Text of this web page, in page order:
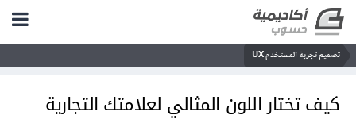
تصميم تجربة المستخدم UX
كيف تختار اللون المثالي لعلامتك التجارية